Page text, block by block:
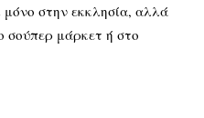
μόνο στην εκκλησία, αλλά
σούπερ μάρκετ ή στο